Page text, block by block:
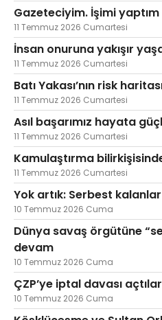
Gazeteciyim. İşimi yaptım
11 Temmuz 2026 Cumartesi
İnsan onuruna yakışır
11 Temmuz 2026 Cumartesi
Batı Yakası’nın risk
11 Temmuz 2026 Cumartesi
Asıl başarımız hayata
11 Temmuz 2026 Cumartesi
Kamulaştırma
11 Temmuz 2026 Cumartesi
Yok artık: Serbest
10 Temmuz 2026 Cuma
Dünya savaş örgütüne
devam
10 Temmuz 2026 Cuma
ÇZP’ye iptal davası
10 Temmuz 2026 Cuma